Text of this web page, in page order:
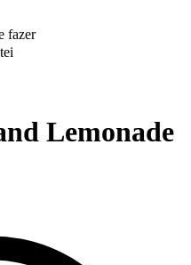
fazer
Lemonade